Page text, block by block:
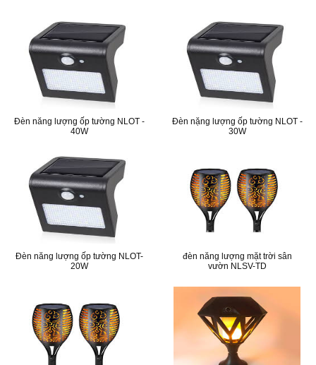
Đèn năng lượng ốp tường NLOT -
40W
Đèn nặng lượng ốp tường NLOT -
30W
Đèn năng lượng ốp tường NLOT-
20W
đèn năng lượng mặt trời sân
vườn NLSV-TD